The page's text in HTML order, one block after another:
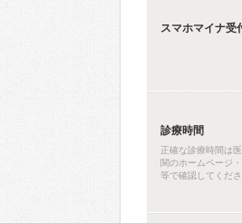
スマホマイナ受
診療時間
正確な診療時間は
関のホームページ
等で確認してくだ